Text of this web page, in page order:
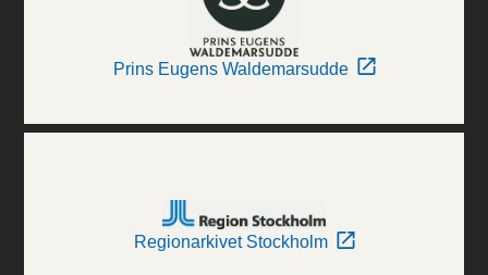
Prins Eugens Waldemarsudde
Regionarkivet Stockholm